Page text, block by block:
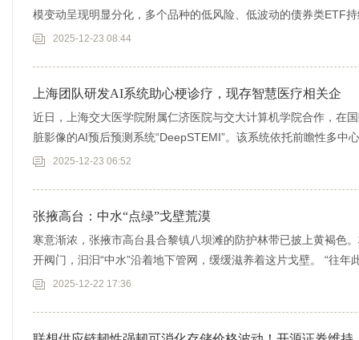
模变动呈现明显分化，多个品种的低风险、低波动的债券类ETF
的
2025-12-23 08:44
上海团队研发AI系统助心梗诊疗，现存智慧医疗相关企
近日，上海交大医学院附属仁济医院与交大计算机学院合作，在
脏影像的AI预后预测系统“DeepSTEMI”。该系统依托前瞻性多中
2025-12-23 06:52
张掖高台：中水“点绿”戈壁荒漠
寒意渐浓，张掖市高台县合黎镇八坝滩的防护林带已披上黄褐色
开阀门，汩汩“中水”沿着地下管网，缓缓滋养着这片戈壁。 “往
截。”刘万
2025-12-22 17:36